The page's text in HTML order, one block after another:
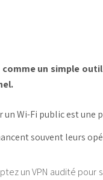
comme un simple
un Wi-Fi public est
souvent leurs
un VPN audité pour